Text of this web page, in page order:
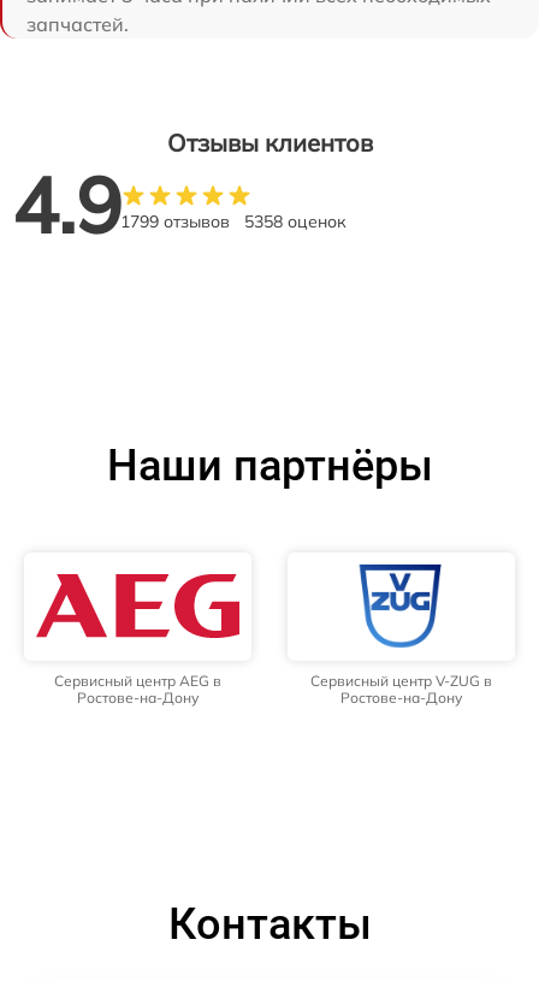
запчастей.
Отзывы клиентов
4.91799 отзывов 5358 оценок
Наши партнёры
Сервисный центр AEG в
Ростове-на-Дону
Сервисный центр V-ZUG в
Ростове-на-Дону
Контакты